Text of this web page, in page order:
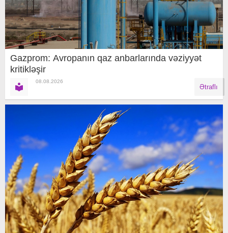
Gazprom: Avropanın qaz anbarlarında vəziyyət
kritikləşir
08.08.2026
Ətraflı